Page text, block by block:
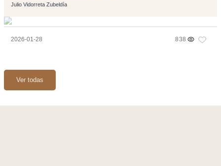
Julio Vidorreta Zubeldía
2026-01-28 838
Ver todas